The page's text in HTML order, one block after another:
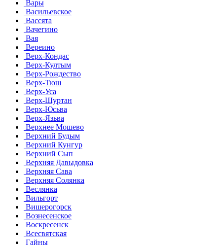
Вары
Васильевское
Вассята
Вачегино
Вая
Вереино
Верх-Кондас
Верх-Култым
Верх-Рождество
Верх-Тюш
Верх-Уса
Верх-Шуртан
Верх-Юсьва
Верх-Язьва
Верхнее Мошево
Верхний Будым
Верхний Кунгур
Верхний Сып
Верхняя Давыдовка
Верхняя Сава
Верхняя Солянка
Веслянка
Вильгорт
Вишерогорск
Вознесенское
Воскресенск
Всесвятская
Гайны